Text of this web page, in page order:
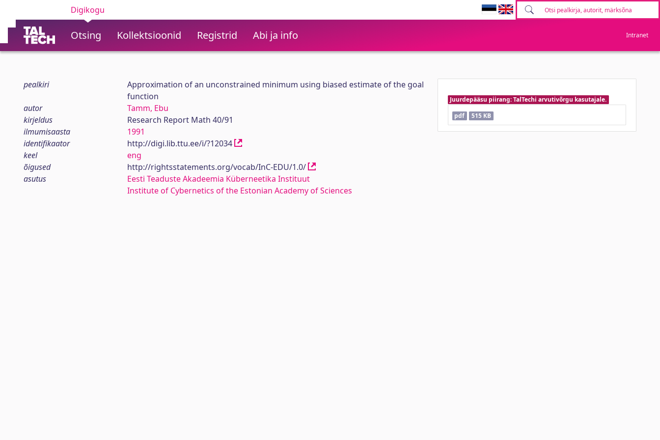
Digikogu
Otsing Kollektsioonid Registrid Abi ja info Intranet
pealkiri
Approximation of an unconstrained minimum using biased estimate of the goal
function
autor
Tamm, Ebu
kirjeldus
Research Report Math 40/91
ilmumisaasta
1991
identifikaator
http://digi.lib.ttu.ee/i/?12034
keel
eng
õigused
http://rightsstatements.org/vocab/InC-EDU/1.0/
asutus
Eesti Teaduste Akadeemia Küberneetika Instituut
Institute of Cybernetics of the Estonian Academy of Sciences
Juurdepääsu piirang: TalTechi arvutivõrgu kasutajale.
pdf
515 KB